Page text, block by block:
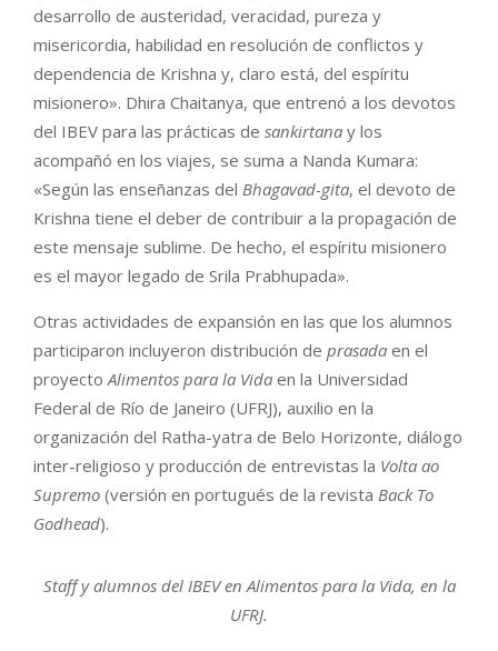
desarrollo de austeridad, veracidad, pureza y
misericordia, habilidad en resolución de conflictos y
dependencia de Krishna y, claro está, del espíritu
misionero». Dhira Chaitanya, que entrenó a los devotos
del IBEV para las prácticas de sankirtana y los
acompañó en los viajes, se suma a Nanda Kumara:
«Según las enseñanzas del Bhagavad-gita, el devoto de
Krishna tiene el deber de contribuir a la propagación de
este mensaje sublime. De hecho, el espíritu misionero
es el mayor legado de Srila Prabhupada».
Otras actividades de expansión en las que los alumnos
participaron incluyeron distribución de prasada en el
proyecto Alimentos para la Vida en la Universidad
Federal de Río de Janeiro (UFRJ), auxilio en la
organización del Ratha-yatra de Belo Horizonte, diálogo
inter-religioso y producción de entrevistas la Volta ao
Supremo (versión en portugués de la revista Back To
Godhead).
Staff y alumnos del IBEV en Alimentos para la Vida, en la
UFRJ.